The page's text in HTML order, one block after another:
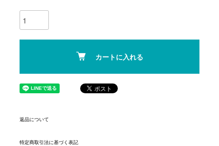
カートに入れる
返品について
特定商取引法に基づく表記